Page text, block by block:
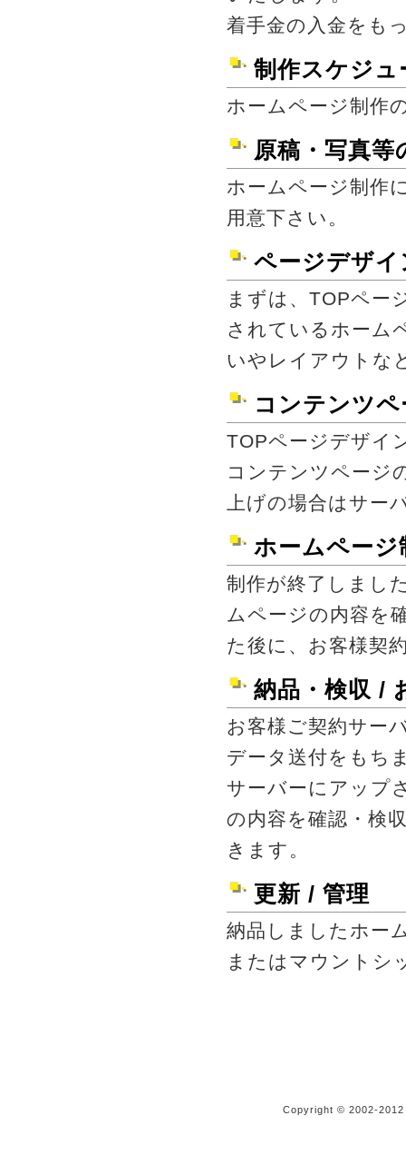
着手金の入金をも
制作スケジュ
ホームページ制作
原稿・写真等
ホームページ制作
用意下さい。
ページデザイ
まずは、TOPペー
されているホーム
いやレイアウトな
コンテンツ
TOPページデザイ
コンテンツページ
上げの場合はサー
ホームページ
制作が終了しまし
ムページの内容を
た後に、お客様契
納品・検収 /
お客様ご契約サー
データ送付をもち
サーバーにアップ
の内容を確認・検
きます。
更新 / 管理
納品しましたホー
またはマウントシ
Copyright © 2002-2012